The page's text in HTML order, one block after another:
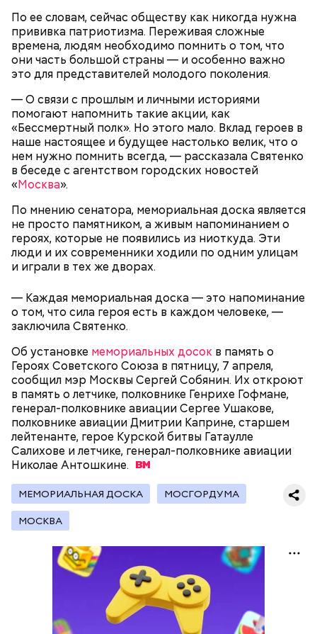
По ее словам, сейчас обществу как никогда нужна
прививка патриотизма. Переживая сложные
времена, людям необходимо помнить о том, что
они часть большой страны — и особенно важно
это для представителей молодого поколения.
— О связи с прошлым и личными историями
помогают напомнить такие акции, как
«Бессмертный полк». Но этого мало. Вклад героев в
наше настоящее и будущее настолько велик, что о
нем нужно помнить всегда, — рассказала Святенко
в беседе с агентством городских новостей
«Москва».
По мнению сенатора, мемориальная доска является
не просто памятником, а живым напоминанием о
героях, которые не появились из ниоткуда. Эти
люди и их современники ходили по одним улицам
и играли в тех же дворах.
— Каждая мемориальная доска — это напоминание
о том, что сила героя есть в каждом человеке, —
заключила Святенко.
Об установке мемориальных досок в память о
Героях Советского Союза в пятницу, 7 апреля,
сообщил мэр Москвы Сергей Собянин. Их откроют
в память о летчике, полковнике Генрихе Гофмане,
генерал-полковнике авиации Сергее Ушакове,
полковнике авиации Дмитрии Каприне, старшем
лейтенанте, герое Курской битвы Гатаулле
Салихове и летчике, генерал-полковнике авиации
Николае Антошкине.
МЕМОРИАЛЬНАЯ ДОСКА МОСГОРДУМА
МОСКВА
Мавзолей Ленина — это памятник, музей, а также
усыпальница всем известного вождя советского
народа Владимира Ильича Ленина. Он находится в
самом центре Красной площади. Более того,
мавзолей Ленина является одним из важных
Внутри Мавзолея находится траурный зал, где
покоится тело Ленина. Он оформлен в темных и
красных тонах. Тело Владимира Ильича
подсвечивают 14 лампочек розового спектра,
которые придают коже естественный цвет. Это
позволяет Ленину выглядеть максимально живым.
Также в саркофаге постоянно циркулирует воздух
температурой +16 градусов. Отметим, что в здании
запрещено фотографировать бывшего вождя и
снимать на видео.
— Есть бабушки-«путешественницы», которые
куда-то вечно опаздывают. В метро и автобусах
они на сиденья несколько сумок ставят. А ты
— В пассажирах не терплю грубости. Да и, в
принципе, все. А так я спокойный, когда поем, —
говорит с улыбкой Владимир, 45 лет.
— Не люблю, когда велосипеды где ни попадя
оставляют. Иногда пытаешься зайти в метро, а у
входа велосипед. И ты просишь: мол, уберите —
там же ведь специальные подставки есть для
велосипедов. Но без толку: на подставки не ставят,
а ставят у дверей. И это прямо мешает очень
сильно, — сказал Иван, 19 лет.